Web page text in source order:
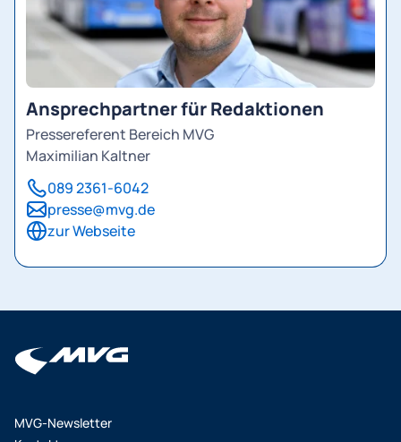
Ansprechpartner für Redaktionen
Pressereferent Bereich MVG
Maximilian Kaltner
089 2361-6042
presse@mvg.de
zur Webseite
MVG-Newsletter